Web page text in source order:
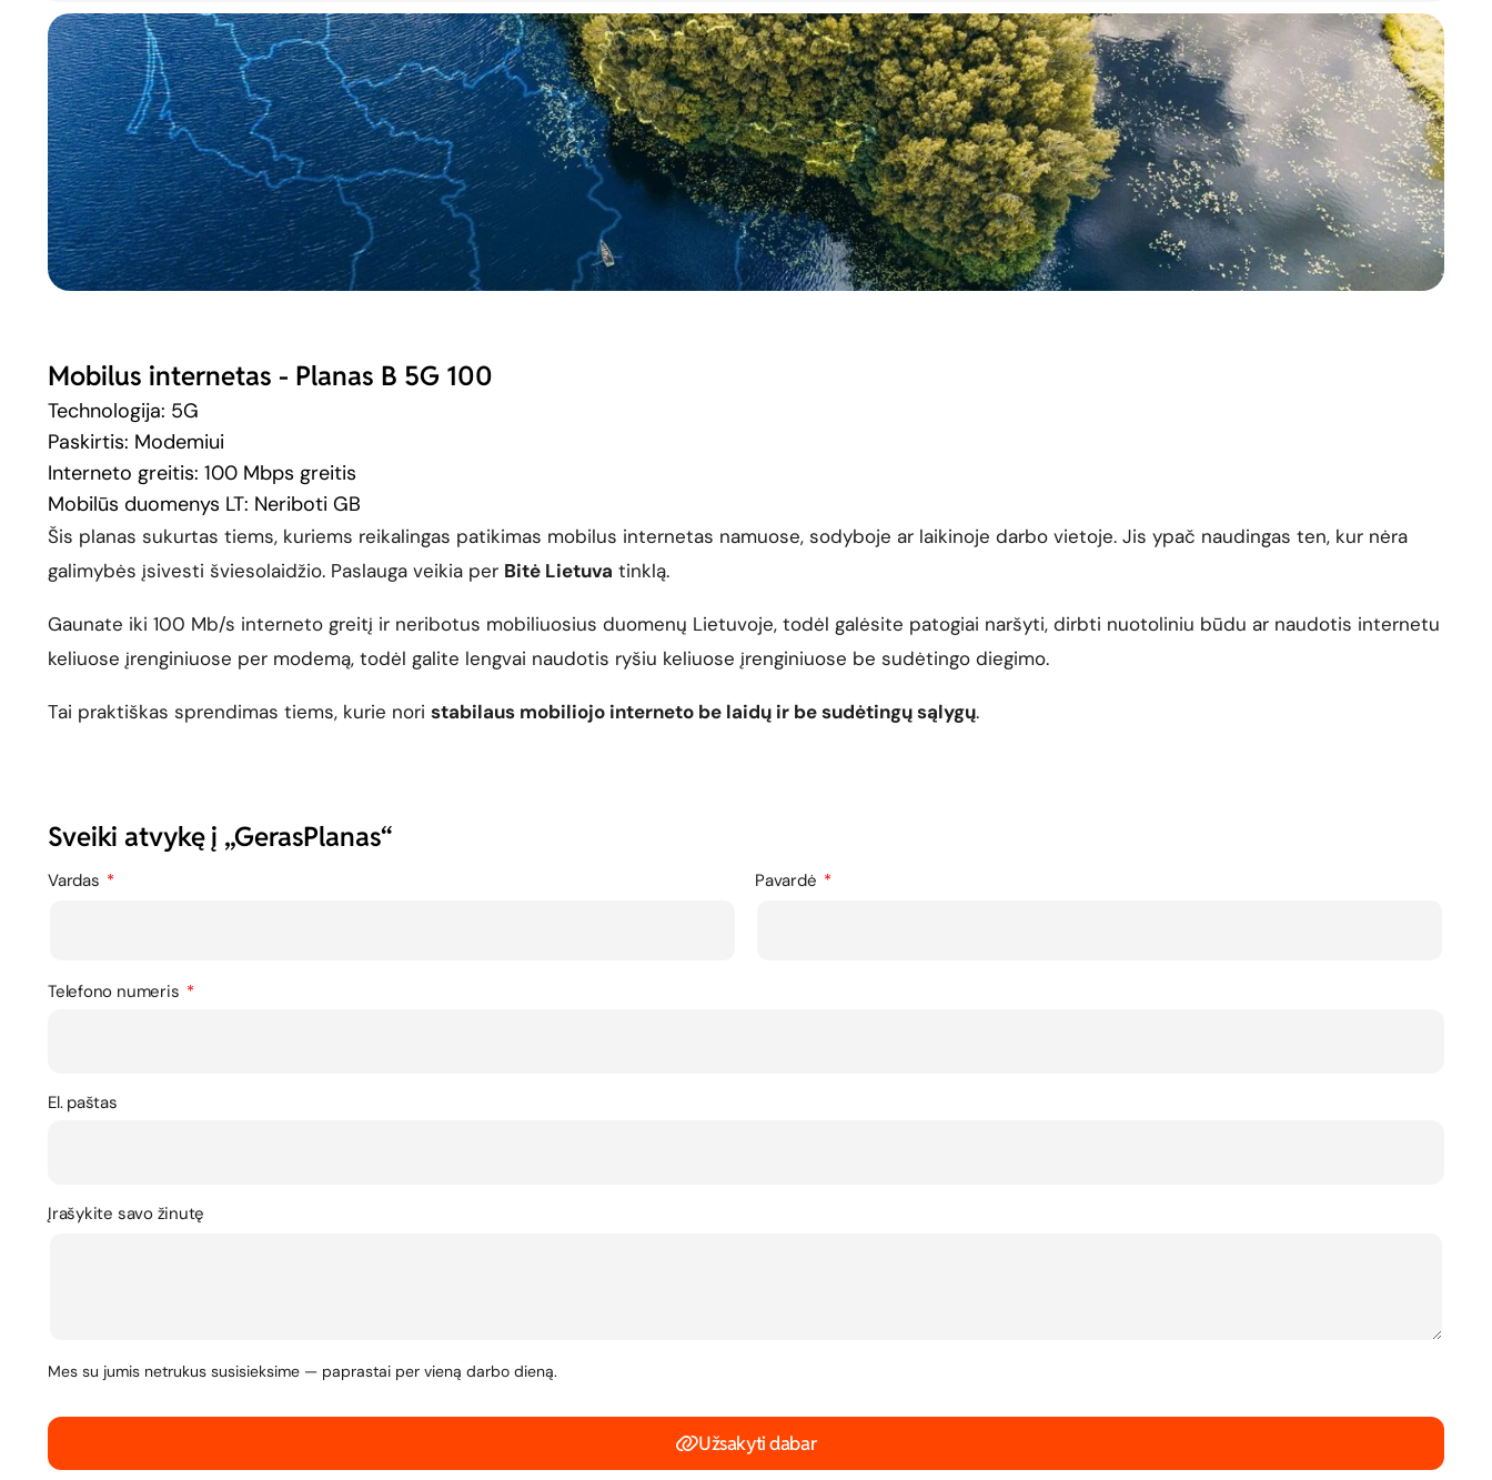
Mobilus internetas - Planas B 5G 100
Technologija: 5G
Paskirtis: Modemiui
Interneto greitis: 100 Mbps greitis
Mobilūs duomenys LT: Neriboti GB
Šis planas sukurtas tiems, kuriems reikalingas patikimas mobilus internetas namuose, sodyboje ar laikinoje darbo vietoje. Jis ypač naudingas ten, kur nėra
galimybės įsivesti šviesolaidžio. Paslauga veikia per Bitė Lietuva tinklą.
Gaunate iki 100 Mb/s interneto greitį ir neribotus mobiliuosius duomenų Lietuvoje, todėl galėsite patogiai naršyti, dirbti nuotoliniu būdu ar naudotis internetu
keliuose įrenginiuose per modemą, todėl galite lengvai naudotis ryšiu keliuose įrenginiuose be sudėtingo diegimo.
Tai praktiškas sprendimas tiems, kurie noristabilaus mobiliojo interneto be laidų ir be sudėtingų sąlygų.
Sveiki atvykę į „GerasPlanas“
Vardas Pavardė
Telefono numeris
El. paštas
Įrašykite savo žinutę
Mes su jumis netrukus susisieksime — paprastai per vieną darbo dieną.
Užsakyti dabar